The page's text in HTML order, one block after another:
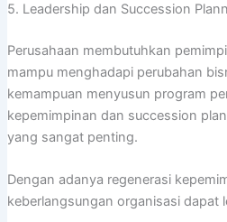
5. Leadership dan Succession
Perusahaan membutuhkan
mampu menghadapi perubahan
kemampuan menyusun program
kepemimpinan dan succession
yang sangat penting.
Dengan adanya regenerasi
keberlangsungan organisasi dapat